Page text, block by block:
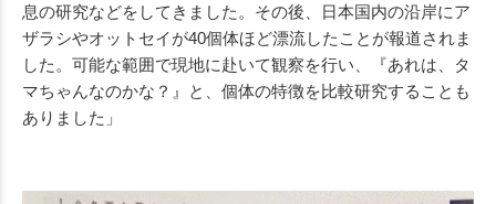
息の研究などをしてきました。その後、日本国内の沿岸にア
ザラシやオットセイが40個体ほど漂流したことが報道されま
した。可能な範囲で現地に赴いて観察を行い、『あれは、タ
マちゃんなのかな？』と、個体の特徴を比較研究することも
ありました」